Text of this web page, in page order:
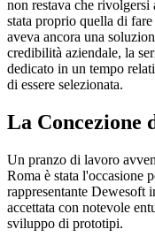
non restava che
stata proprio quella di
aveva ancora una
credibilità aziendale, la
dedicato in un tempo
di essere selezionata.
La Concezione
Un pranzo di lavoro
Roma è stata l'occasione
rappresentante Dewesoft
accettata con notevole
sviluppo di prototipi.